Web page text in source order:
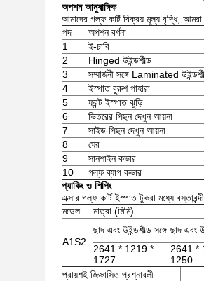
অপশন আনুষাঙ্গিক
আমাদের গল্ফ কার্ট বিক্রয় মূল্য বৃদ্ধি,
পদ
অপশন বর্ণনা
1
ই-চাবি
2
Hinged উইন্ডশীল্ড
3
সম্মার্জনী সঙ্গে Laminated
4
ইস্পাত বুরুশ পাহারা
5
ফ্রন্ট ইস্পাত ঝুড়ি
6
ভিতরের পিছন দেখুন আয়না
7
সাইড পিছন দেখুন আয়না
8
ঘের
9
সানশাইন কভার
10
গল্ফ ব্যাগ কভার
প্যাকিং ও শিপিং
এক্সার গল্ফ কার্ট ইস্পাত টুকরা মধ্যে
মডেল
মাত্রা (মিমি)
A1S2
ছাদ এবং উইন্ডশীল্ড সঙ্গে ছাদ এবং
2641 * 1219 *
1727
2641 *
1250
প্রায়শই জিজ্ঞাসিত প্রশ্নাবলী